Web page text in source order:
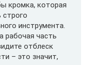
кромка, которая
строго
инструмента.
рабочая часть
отблеск
– это значит,